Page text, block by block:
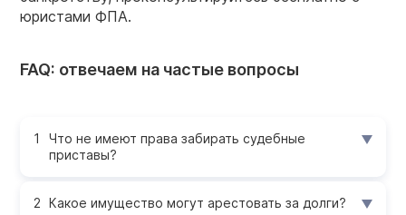
юристами ФПА.
FAQ: отвечаем на частые вопросы
Что не имеют права забирать судебные
приставы?
Какое имущество могут арестовать за долги?